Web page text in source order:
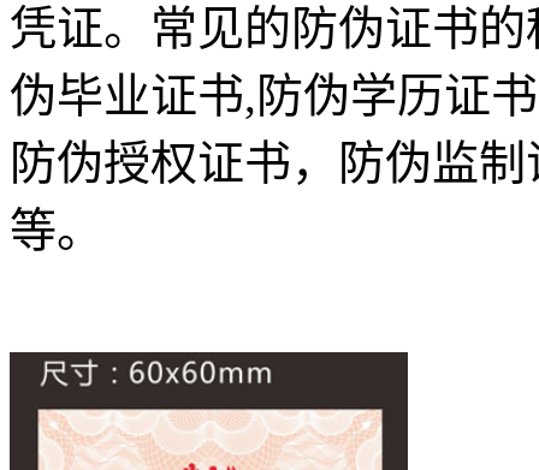
凭证。常见的防伪证书
伪毕业证书,防伪学历证
防伪授权证书，防伪监
等。